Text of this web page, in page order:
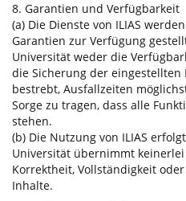
8. Garantien und Verfügbarkeit
(a) Die Dienste von ILIAS
Garantien zur Verfügung
Universität weder die
die Sicherung der
bestrebt, Ausfallzeiten
Sorge zu tragen, dass alle
stehen.
(b) Die Nutzung von ILIAS
Universität übernimmt
Korrektheit, Vollständigkeit
Inhalte.